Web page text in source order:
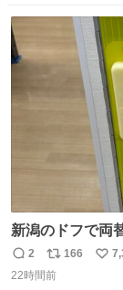
数
数
新潟のドフで両
まい大阪に発送
返
信
2
リ
ポ
166
い
22時間前